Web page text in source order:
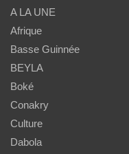
A LA UNE
Afrique
Basse Guinnée
BEYLA
Boké
Conakry
Culture
Dabola